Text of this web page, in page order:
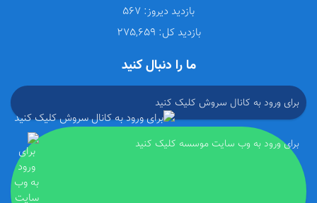
بازدید دیروز:
بازدید کل:
ما را دنبال کنید
برای ورود به کانال سروش کلیک کنید
برای ورود به وب سایت موسسه کلیک کنید